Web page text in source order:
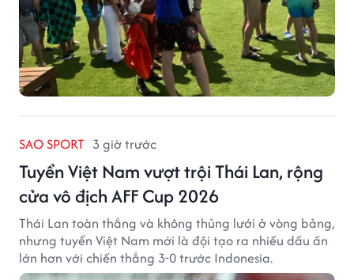
SAO SPORT 3 giờ trước
Tuyển Việt Nam vượt trội Thái Lan, rộng
cửa vô địch AFF Cup 2026
Thái Lan toàn thắng và không thủng lưới ở vòng bảng,
nhưng tuyển Việt Nam mới là đội tạo ra nhiều dấu ấn
lớn hơn với chiến thắng 3-0 trước Indonesia.